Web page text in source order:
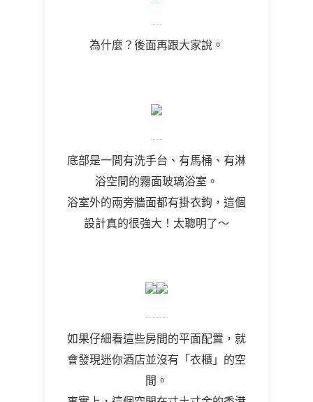
為什麼？後面再跟大家說。
底部是一間有洗手台、有馬桶、有淋
浴空間的霧面玻璃浴室。
浴室外的兩旁牆面都有掛衣鉤，這個
設計真的很強大！太聰明了～
如果仔細看這些房間的平面配置，就
會發現迷你酒店並沒有「衣櫃」的空
間。